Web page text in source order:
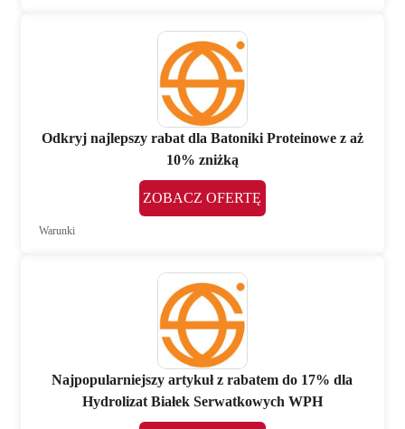
Odkryj najlepszy rabat dla Batoniki Proteinowe z aż
10% zniżką
ZOBACZ OFERTĘ
Warunki
Najpopularniejszy artykuł z rabatem do 17% dla
Hydrolizat Białek Serwatkowych WPH